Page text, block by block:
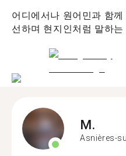
어디에서나 원어민과 함
선하며 현지인처럼 말하는
M.
Asnières-